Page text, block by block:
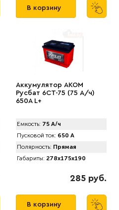
В корзину
Аккумулятор AKOM
Русбат 6СТ-75 (75 А/ч)
650A L+
Емкость: 75 А/ч
Пусковой ток: 650 А
Полярность: Прямая
Габариты: 278x175x190
285 руб.
В корзину